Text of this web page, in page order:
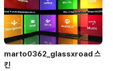
marto0362_glassxroad 스
킨